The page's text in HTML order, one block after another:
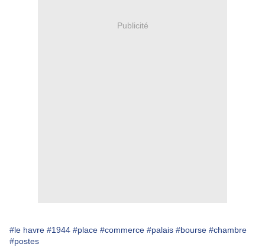
Publicité
#le havre #1944 #place #commerce #palais #bourse #chambre
#postes